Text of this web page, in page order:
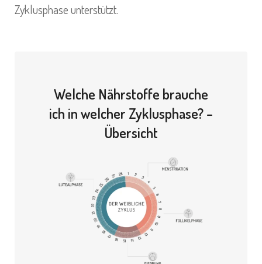
Zyklusphase unterstützt.
Welche Nährstoffe brauche
ich in welcher Zyklusphase? –
Übersicht